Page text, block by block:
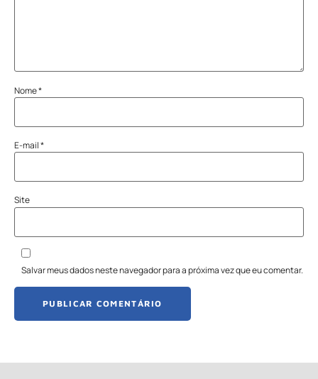
Nome*
E-mail*
Site
Salvar meus dados neste navegador para a próxima vez que eu comentar.